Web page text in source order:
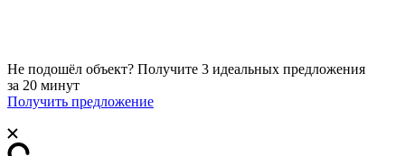
Не подошёл объект? Получите 3 идеальных предложения
за 20 минут
Получить предложение